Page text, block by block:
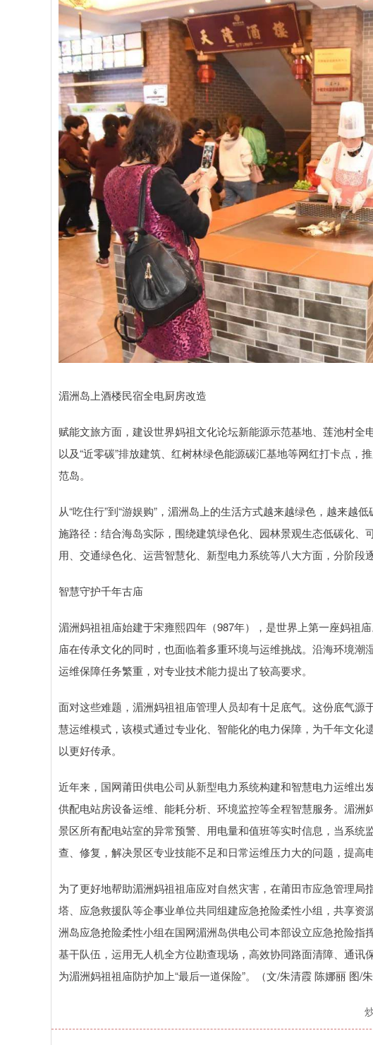
湄洲岛上酒楼民宿全电厨房改造
赋能文旅方面，建设世界妈祖文化论坛新能源示范基地、莲池村全
以及“近零碳”排放建筑、红树林绿色能源碳汇基地等网红打卡点，
范岛。
从“吃住行”到“游娱购”，湄洲岛上的生活方式越来越绿色，越来越
施路径：结合海岛实际，围绕建筑绿色化、园林景观生态低碳化、
用、交通绿色化、运营智慧化、新型电力系统等八大方面，分阶段
智慧守护千年古庙
湄洲妈祖祖庙始建于宋雍熙四年（987年），是世界上第一座妈祖
庙在传承文化的同时，也面临着多重环境与运维挑战。沿海环境
运维保障任务繁重，对专业技术能力提出了较高要求。
面对这些难题，湄洲妈祖祖庙管理人员却有十足底气。这份底气源
慧运维模式，该模式通过专业化、智能化的电力保障，为千年文
以更好传承。
近年来，国网莆田供电公司从新型电力系统构建和智慧电力运维
供配电站房设备运维、能耗分析、环境监控等全程智慧服务。湄
景区所有配电站室的异常预警、用电量和值班等实时信息，当系
查、修复，解决景区专业技能不足和日常运维压力大的问题，提高
为了更好地帮助湄洲妈祖祖庙应对自然灾害，在莆田市应急管理
塔、应急救援队等企事业单位共同组建应急抢险柔性小组，共享
洲岛应急抢险柔性小组在国网湄洲岛供电公司本部设立应急抢险指
基干队伍，运用无人机全方位勘查现场，高效协同路面清障、通讯
为湄洲妈祖祖庙防护加上“最后一道保险”。（文/朱清霞 陈娜丽 图/朱